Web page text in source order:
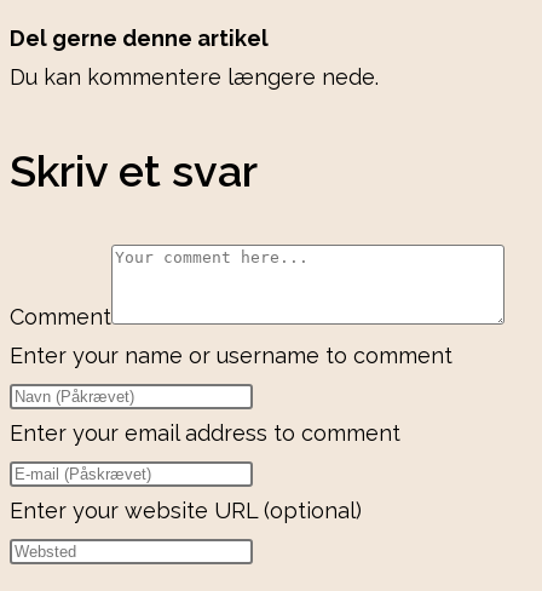
Del gerne denne artikel
Du kan kommentere længere nede.
Skriv et svar
Comment
Enter your name or username to comment
Enter your email address to comment
Enter your website URL (optional)